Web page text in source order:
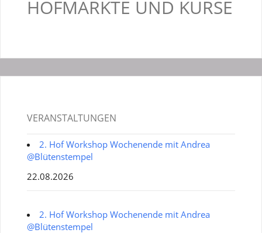
HOFMÄRKTE UND KURSE
VERANSTALTUNGEN
2. Hof Workshop Wochenende mit Andrea
@Blütenstempel
22.08.2026
2. Hof Workshop Wochenende mit Andrea
@Blütenstempel